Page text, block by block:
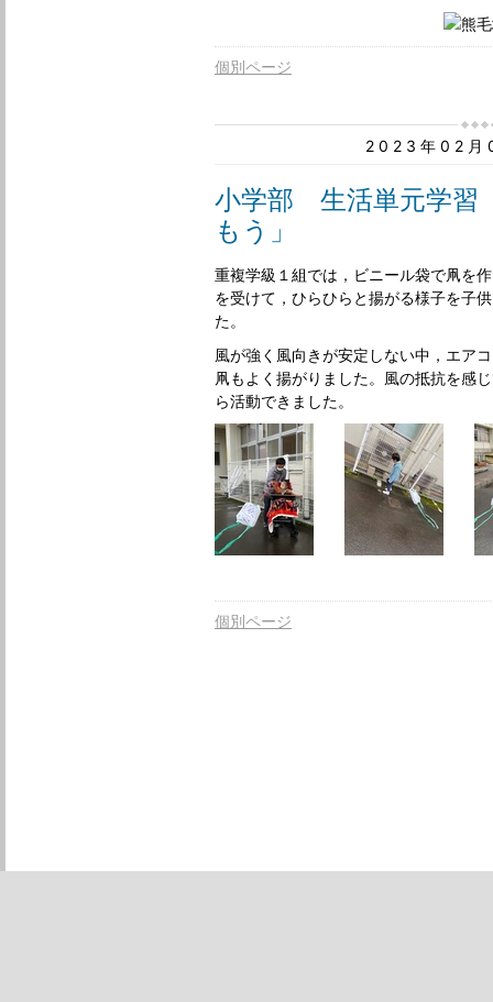
個別ページ
2023年02月
小学部 生活単元学習
もう」
重複学級１組では，ビニール袋で凧を
を受けて，ひらひらと揚がる様子を子
た。
風が強く風向きが安定しない中，エア
凧もよく揚がりました。風の抵抗を感
ら活動できました。
個別ページ